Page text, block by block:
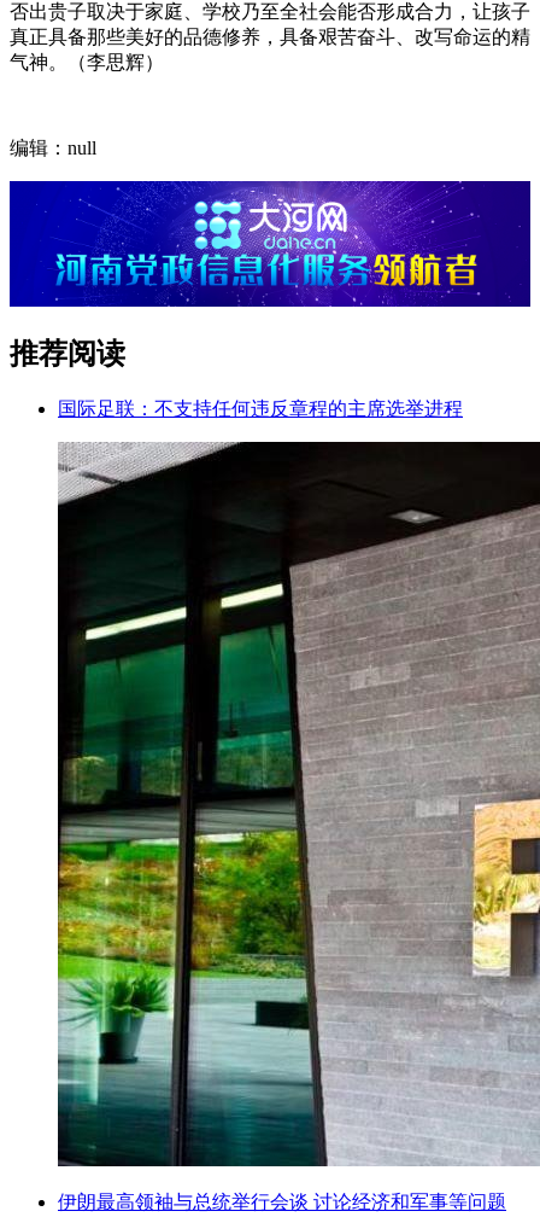
否出贵子取决于家庭、学校乃至全社会能否形成合力，让孩子
真正具备那些美好的品德修养，具备艰苦奋斗、改写命运的精
气神。（李思辉）
编辑：null
推荐阅读
国际足联：不支持任何违反章程的主席选举进程
伊朗最高领袖与总统举行会谈 讨论经济和军事等问题